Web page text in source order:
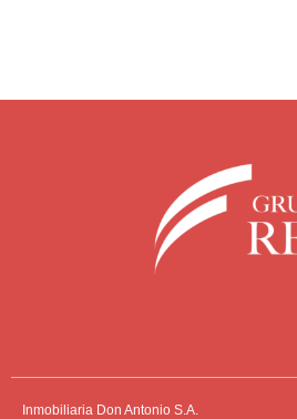
Inmobiliaria Don Antonio S.A.